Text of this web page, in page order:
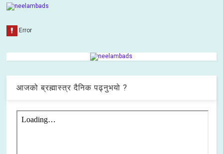
आजको ब्रह्मास्त्र दैनिक पढ्नुभयो ?